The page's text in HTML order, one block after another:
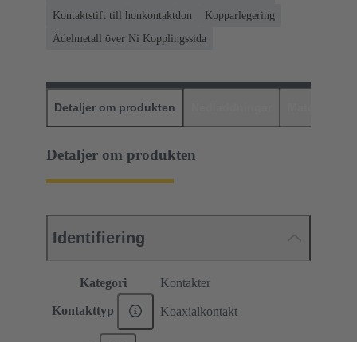
Kontaktstift till honkontaktdon
Kopparlegering
Ädelmetall över Ni Kopplingssida
Detaljer om produkten
Detaljer om produkten
Identifiering
Kategori Kontakter
Kontakttyp Koaxialkontakt